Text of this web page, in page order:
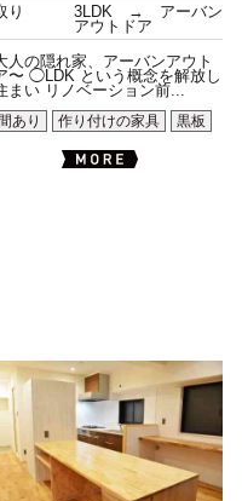
り
3LDK → アーバン
アウトドア
人の隠れ家、アーバンアウト
〜 ◯LDK という概念を解放し
まい リノベーション前...
あり
作り付けの家具 黒板